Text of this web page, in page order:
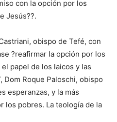
con la opción por los
Jesús??.
obispo de Tefé, con
?reafirmar la opción por los
papel de los laicos y las
Dom Roque Paloschi, obispo
esperanzas, y la más
los pobres. La teología de la